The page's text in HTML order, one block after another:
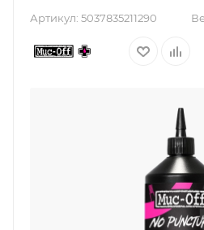
Артикул: 5037835211290